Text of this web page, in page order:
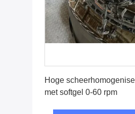
Hoge
met softgel 0-60 rpm